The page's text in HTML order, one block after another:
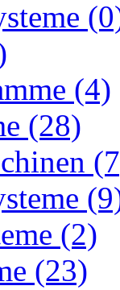
(4)
(28)
(2)
(23)